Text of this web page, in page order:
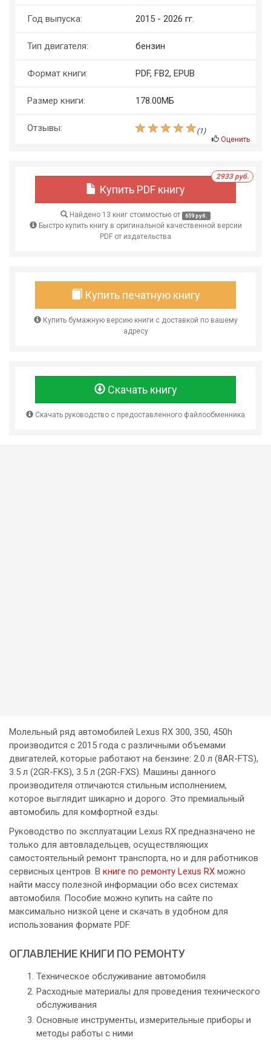
Год выпуска: 2015 - 2026 гг.
Тип двигателя: бензин
Формат книги: PDF, FB2, EPUB
Размер книги: 178.00МБ
Отзывы: (1)
Оценить
Купить PDF книгу
2933 руб.
Найдено 13 книг стоимостью от 659 руб.
Быстро купить книгу в оригинальной качественной версии
PDF от издательства
Купить печатную книгу
Купить бумажную версию книги с доставкой по вашему
адресу
Скачать книгу
Скачать руководство с предоставленного файлообменника
Молельный ряд автомобилей Lexus RX 300, 350, 450h
производится с 2015 года с различными объемами
двигателей, которые работают на бензине: 2.0 л (8AR-FTS),
3.5 л (2GR-FKS), 3.5 л (2GR-FXS). Машины данного
производителя отличаются стильным исполнением,
которое выглядит шикарно и дорого. Это премиальный
автомобиль для комфортной езды.
Руководство по эксплуатации Lexus RX предназначено не
только для автовладельцев, осуществляющих
самостоятельный ремонт транспорта, но и для работников
сервисных центров. В книге по ремонту Lexus RX можно
найти массу полезной информации обо всех системах
автомобиля. Пособие можно купить на сайте по
максимально низкой цене и скачать в удобном для
использования формате PDF.
ОГЛАВЛЕНИЕ КНИГИ ПО РЕМОНТУ
Техническое обслуживание автомобиля
Расходные материалы для проведения технического
обслуживания
Основные инструменты, измерительные приборы и
методы работы с ними